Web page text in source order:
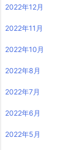
2022年12月
2022年11月
2022年10月
2022年8月
2022年7月
2022年6月
2022年5月